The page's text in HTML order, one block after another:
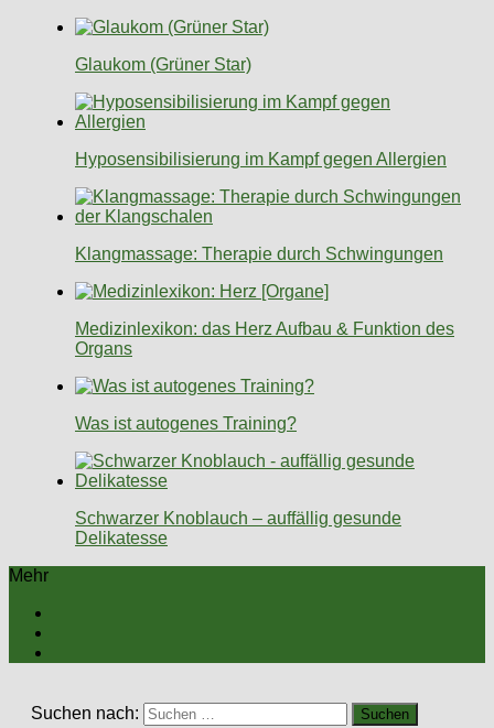
Glaukom (Grüner Star)
Hyposensibilisierung im Kampf gegen Allergien
Klangmassage: Therapie durch Schwingungen
Medizinlexikon: das Herz Aufbau & Funktion des
Organs
Was ist autogenes Training?
Schwarzer Knoblauch – auffällig gesunde
Delikatesse
Mehr
Suchen nach: